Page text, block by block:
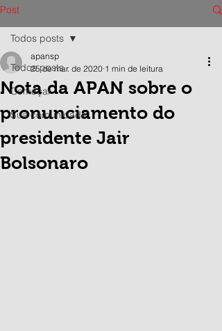
Post
Todos posts
Começar
Sua comunidade
Todos posts
Nota da APAN sobre o
pronunciamento do
presidente Jair
Bolsonaro
apansp
25 de mar. de 2020 1 min de leitura